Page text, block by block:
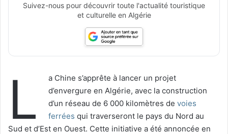
Suivez-nous pour découvrir toute l'actualité touristique
et culturelle en Algérie
L
a Chine s’apprête à lancer un projet
d’envergure en Algérie, avec la construction
d’un réseau de 6 000 kilomètres de voies
ferrées qui traverseront le pays du Nord au
Sud et d’Est en Ouest. Cette initiative a été annoncée en